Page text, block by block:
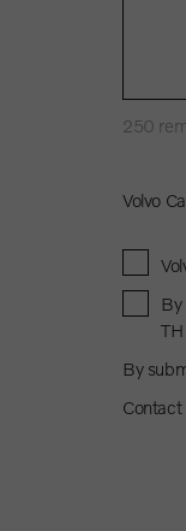
250
Volvo
By
By
Contact